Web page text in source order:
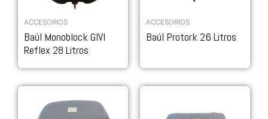
ACCESORIOS
Baúl Monoblock GIVI
Reflex 28 Litros
ACCESORIOS
Baúl Protork 26 Litros